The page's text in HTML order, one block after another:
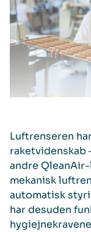
Luftrenseren
raketvidenskab
andre
mekanisk
automatisk
har desuden